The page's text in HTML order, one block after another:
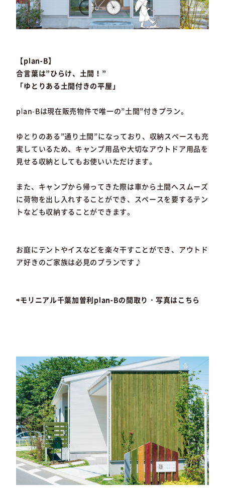
【plan-B】
合言葉は”ひらけ、土間！”
「ゆとりある土間付きの平屋」
plan-Bは現在販売物件で唯一の”土間”付きプラン。
ゆとりのある”通り土間”になっており、収納スペースも充
実しているため、キャンプ用品や大切なアウトドア用品を
見せる収納としてもお使いいただけます。
また、キャンプから帰ってきた際は車から土間へスムーズ
に荷物を出し入れすることができ、スペースを要するテン
トなども収納することができます。
お庭にテントやイスなどを楽々干すことができ、アウトド
ア好きのご家族は必見のプランです♪
⇨モリニアル千葉加曽利plan-Bの間取り・写真はこちら